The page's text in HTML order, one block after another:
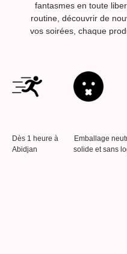
fantasmes en toute
routine, découvrir de
vos soirées, chaque
de qualité, sûrs
Livraison rapide et
WhatsApp,
Dès 1 heure à
Abidjan
Emballage
solide et sans